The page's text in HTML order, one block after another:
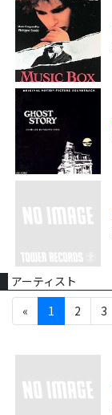
アーティスト
«
1 2 3